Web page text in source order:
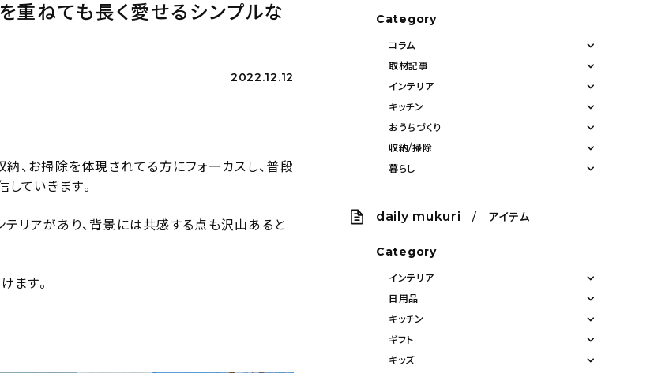
重ねても長く愛せるシンプルな
2022.12.12
納、お掃除を体現されてる方にフォーカスし、普段
ていきます。
テリアがあり、背景には共感する点も沢山あると
ます。
Category
コラム
取材記事
インテリア
キッチン
おうちづくり
収納/掃除
暮らし
daily mukuri / アイテム
Category
インテリア
日用品
キッチン
ギフト
キッズ